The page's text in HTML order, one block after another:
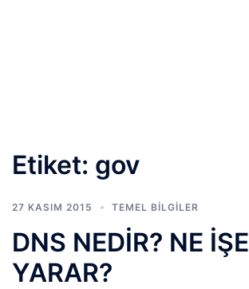
Etiket: gov
27 KASIM 2015 TEMEL BİLGİLER
DNS NEDİR? NE İŞE
YARAR?